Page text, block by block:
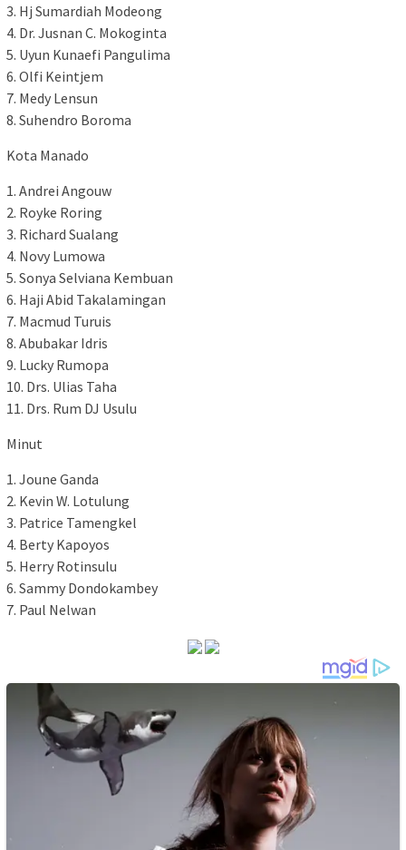
3. Hj Sumardiah Modeong
4. Dr. Jusnan C. Mokoginta
5. Uyun Kunaefi Pangulima
6. Olfi Keintjem
7. Medy Lensun
8. Suhendro Boroma
Kota Manado
1. Andrei Angouw
2. Royke Roring
3. Richard Sualang
4. Novy Lumowa
5. Sonya Selviana Kembuan
6. Haji Abid Takalamingan
7. Macmud Turuis
8. Abubakar Idris
9. Lucky Rumopa
10. Drs. Ulias Taha
11. Drs. Rum DJ Usulu
Minut
1. Joune Ganda
2. Kevin W. Lotulung
3. Patrice Tamengkel
4. Berty Kapoyos
5. Herry Rotinsulu
6. Sammy Dondokambey
7. Paul Nelwan